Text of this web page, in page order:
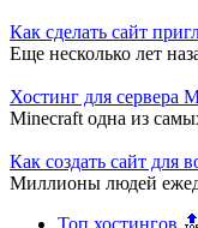
Как сделать сайт
Еще несколько лет
Хостинг для сервера
Minecraft одна из
Как создать сайт для
Миллионы людей
Топ хостингов 🔝